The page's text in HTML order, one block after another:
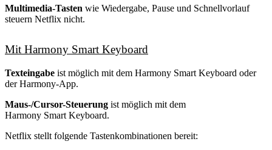
Multimedia-Tasten wie Wiedergabe, Pause und Schnellvorlauf
steuern Netflix nicht.
Mit Harmony Smart Keyboard
Texteingabe ist möglich mit dem Harmony Smart Keyboard oder
der Harmony-App.
Maus-/Cursor-Steuerung ist möglich mit dem
Harmony Smart Keyboard.
Netflix stellt folgende Tastenkombinationen bereit: